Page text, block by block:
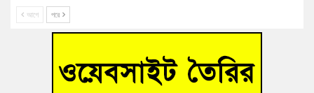
বুড়িচংয়ে নিখোঁজের ৩ দিন পর ফিশারির পুকুরে রিকশাচালকের মরদেহ
“স্পেশাল ট্রাইব্যুনালে জুলাই গণহত্যার বিচার করেন, জনগণ আপনাদের
ছাড়বে না-সাক্কু
আগে পরে